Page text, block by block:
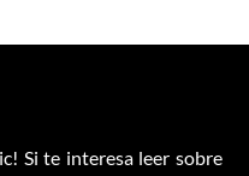
Si te interesa leer sobre